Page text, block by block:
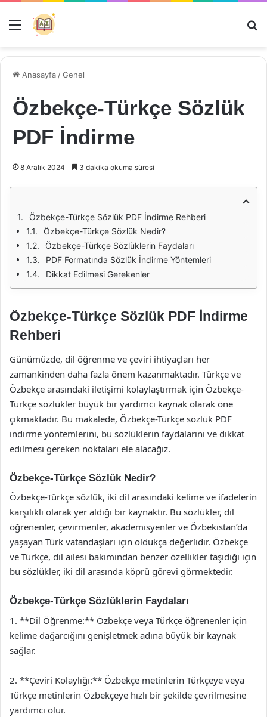
Menü
Anasayfa /Genel
Özbekçe-Türkçe Sözlük
PDF İndirme
8 Aralık 2024 3 dakika okuma süresi
Özbekçe-Türkçe Sözlük PDF İndirme Rehberi
Özbekçe-Türkçe Sözlük Nedir?
Özbekçe-Türkçe Sözlüklerin Faydaları
PDF Formatında Sözlük İndirme Yöntemleri
Dikkat Edilmesi Gerekenler
Özbekçe-Türkçe Sözlük PDF İndirme
Rehberi
Günümüzde, dil öğrenme ve çeviri ihtiyaçları her
zamankinden daha fazla önem kazanmaktadır. Türkçe ve
Özbekçe arasındaki iletişimi kolaylaştırmak için Özbekçe-
Türkçe sözlükler büyük bir yardımcı kaynak olarak öne
çıkmaktadır. Bu makalede, Özbekçe-Türkçe sözlük PDF
indirme yöntemlerini, bu sözlüklerin faydalarını ve dikkat
edilmesi gereken noktaları ele alacağız.
Özbekçe-Türkçe Sözlük Nedir?
Özbekçe-Türkçe sözlük, iki dil arasındaki kelime ve ifadelerin
karşılıklı olarak yer aldığı bir kaynaktır. Bu sözlükler, dil
öğrenenler, çevirmenler, akademisyenler ve Özbekistan’da
yaşayan Türk vatandaşları için oldukça değerlidir. Özbekçe
ve Türkçe, dil ailesi bakımından benzer özellikler taşıdığı için
bu sözlükler, iki dil arasında köprü görevi görmektedir.
Özbekçe-Türkçe Sözlüklerin Faydaları
1. **Dil Öğrenme:** Özbekçe veya Türkçe öğrenenler için
kelime dağarcığını genişletmek adına büyük bir kaynak
sağlar.
2. **Çeviri Kolaylığı:** Özbekçe metinlerin Türkçeye veya
Türkçe metinlerin Özbekçeye hızlı bir şekilde çevrilmesine
yardımcı olur.